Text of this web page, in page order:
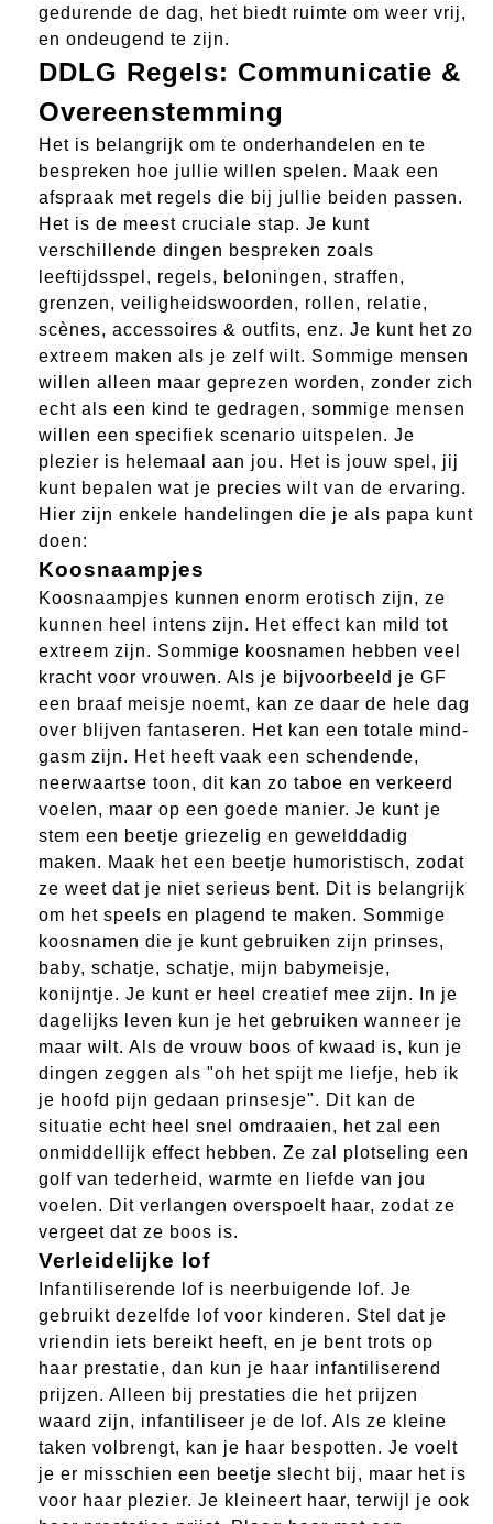
gedurende de dag, het biedt ruimte om weer vrij,
en ondeugend te zijn.
DDLG Regels: Communicatie &
Overeenstemming
Het is belangrijk om te onderhandelen en te
bespreken hoe jullie willen spelen. Maak een
afspraak met regels die bij jullie beiden passen.
Het is de meest cruciale stap. Je kunt
verschillende dingen bespreken zoals
leeftijdsspel, regels, beloningen, straffen,
grenzen, veiligheidswoorden, rollen, relatie,
scènes, accessoires & outfits, enz. Je kunt het zo
extreem maken als je zelf wilt. Sommige mensen
willen alleen maar geprezen worden, zonder zich
echt als een kind te gedragen, sommige mensen
willen een specifiek scenario uitspelen. Je
plezier is helemaal aan jou. Het is jouw spel, jij
kunt bepalen wat je precies wilt van de ervaring.
Hier zijn enkele handelingen die je als papa kunt
doen:
Koosnaampjes
Koosnaampjes kunnen enorm erotisch zijn, ze
kunnen heel intens zijn. Het effect kan mild tot
extreem zijn. Sommige koosnamen hebben veel
kracht voor vrouwen. Als je bijvoorbeeld je GF
een braaf meisje noemt, kan ze daar de hele dag
over blijven fantaseren. Het kan een totale mind-
gasm zijn. Het heeft vaak een schendende,
neerwaartse toon, dit kan zo taboe en verkeerd
voelen, maar op een goede manier. Je kunt je
stem een beetje griezelig en gewelddadig
maken. Maak het een beetje humoristisch, zodat
ze weet dat je niet serieus bent. Dit is belangrijk
om het speels en plagend te maken. Sommige
koosnamen die je kunt gebruiken zijn prinses,
baby, schatje, schatje, mijn babymeisje,
konijntje. Je kunt er heel creatief mee zijn. In je
dagelijks leven kun je het gebruiken wanneer je
maar wilt. Als de vrouw boos of kwaad is, kun je
dingen zeggen als "oh het spijt me liefje, heb ik
je hoofd pijn gedaan prinsesje". Dit kan de
situatie echt heel snel omdraaien, het zal een
onmiddellijk effect hebben. Ze zal plotseling een
golf van tederheid, warmte en liefde van jou
voelen. Dit verlangen overspoelt haar, zodat ze
vergeet dat ze boos is.
Verleidelijke lof
Infantiliserende lof is neerbuigende lof. Je
gebruikt dezelfde lof voor kinderen. Stel dat je
vriendin iets bereikt heeft, en je bent trots op
haar prestatie, dan kun je haar infantiliserend
prijzen. Alleen bij prestaties die het prijzen
waard zijn, infantiliseer je de lof. Als ze kleine
taken volbrengt, kan je haar bespotten. Je voelt
je er misschien een beetje slecht bij, maar het is
voor haar plezier. Je kleineert haar, terwijl je ook